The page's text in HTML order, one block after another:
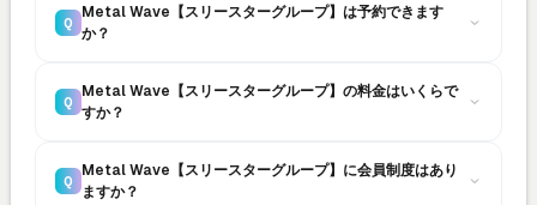
Q
Metal Wave【スリースターグループ】は予約できます
か？
Q
Metal Wave【スリースターグループ】の料金はいくらで
すか？
Q
Metal Wave【スリースターグループ】に会員制度はあり
ますか？